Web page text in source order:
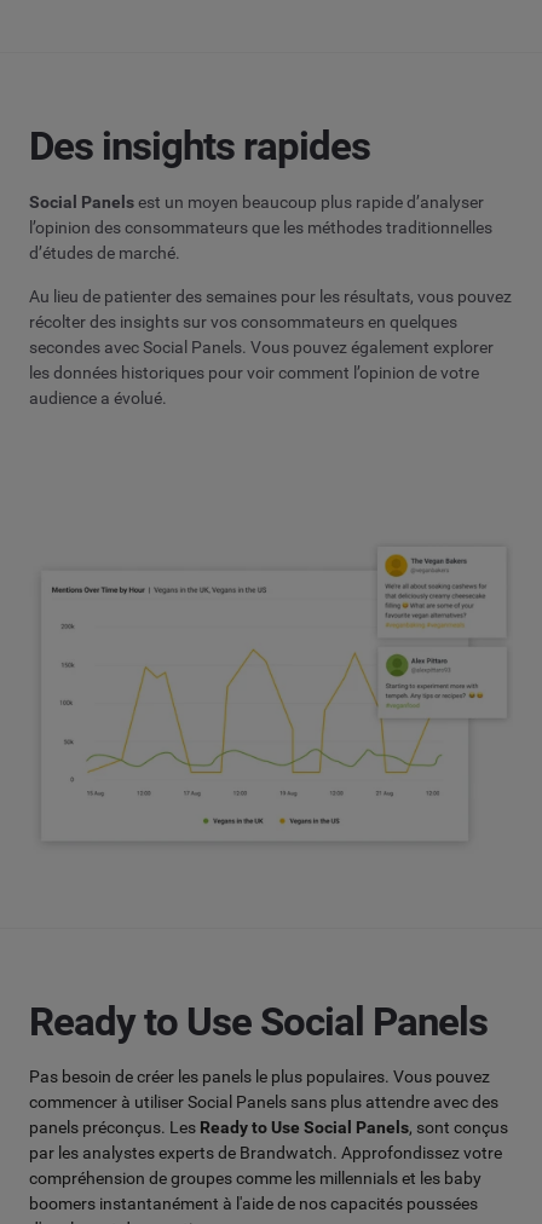
Des insights rapides
Social Panelsest un moyen beaucoup plus rapide d’analyser
l’opinion des consommateurs que les méthodes traditionnelles
d’études de marché.
Au lieu de patienter des semaines pour les résultats, vous pouvez
récolter des insights sur vos consommateurs en quelques
secondes avec Social Panels. Vous pouvez également explorer
les données historiques pour voir comment l’opinion de votre
audience a évolué.
Ready to Use Social Panels
Pas besoin de créer les panels le plus populaires. Vous pouvez
commencer à utiliser Social Panels sans plus attendre avec des
panels préconçus. Les Ready to Use Social Panels, sont conçus
par les analystes experts de Brandwatch. Approfondissez votre
compréhension de groupes comme les millennials et les baby
boomers instantanément à l'aide de nos capacités poussées